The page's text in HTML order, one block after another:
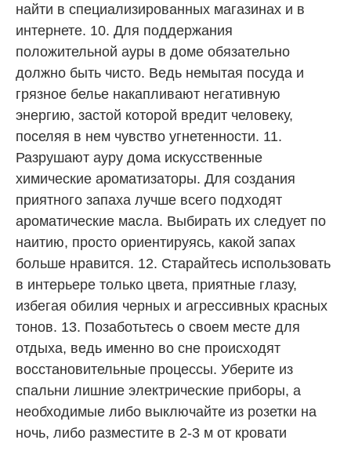
найти в специализированных магазинах и в
интернете. 10. Для поддержания
положительной ауры в доме обязательно
должно быть чисто. Ведь немытая посуда и
грязное белье накапливают негативную
энергию, застой которой вредит человеку,
поселяя в нем чувство угнетенности. 11.
Разрушают ауру дома искусственные
химические ароматизаторы. Для создания
приятного запаха лучше всего подходят
ароматические масла. Выбирать их следует по
наитию, просто ориентируясь, какой запах
больше нравится. 12. Старайтесь использовать
в интерьере только цвета, приятные глазу,
избегая обилия черных и агрессивных красных
тонов. 13. Позаботьтесь о своем месте для
отдыха, ведь именно во сне происходят
восстановительные процессы. Уберите из
спальни лишние электрические приборы, а
необходимые либо выключайте из розетки на
ночь, либо разместите в 2-3 м от кровати